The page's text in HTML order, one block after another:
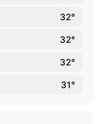
32°
32°
32°
31°